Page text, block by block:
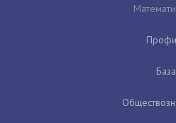
База